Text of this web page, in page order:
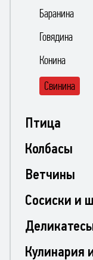
Баранина
Говядина
Конина
Свинина
Птица
Колбасы
Ветчины
Сосиски и
Кулинария